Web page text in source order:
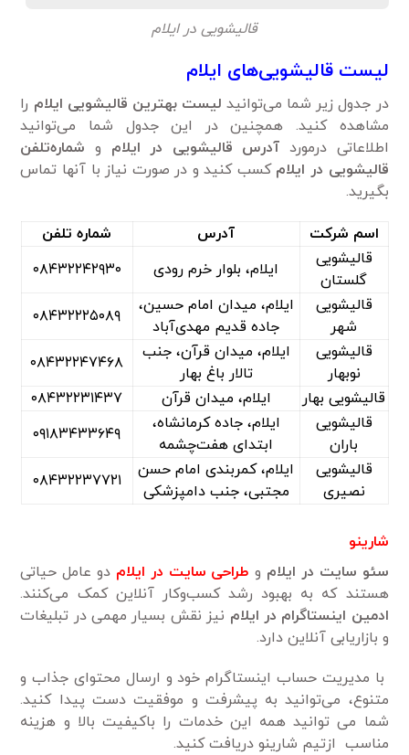
قالیشویی در ایلام
لیست قالیشویی‌های ایلام
در جدول زیر شما می‌توانید لیست بهترین قالیشویی ایلام را
مشاهده کنید. همچنین در این جدول شما می‌توانید
اطلاعاتی درمورد آدرس قالیشویی در ایلام و شماره‌تلفن
قالیشویی در ایلام کسب کنید و در صورت نیاز با آنها تماس
بگیرید.
اسم شرکت آدرس
شماره تلفن
قالیشویی
گلستان
ایلام، بلوار خرم رودی
۰۸۴۳۲۲۴۲۹۳۰
قالیشویی
شهر
ایلام، میدان امام حسین،
جاده قدیم مهدی‌آباد
۰۸۴۳۲۲۲۵۰۸۹
قالیشویی
نوبهار
ایلام، میدان قرآن، جنب
تالار باغ بهار
۰۸۴۳۲۲۴۷۴۶۸
قالیشویی بهار
ایلام، میدان قرآن
۰۸۴۳۲۲۳۱۴۳۷
قالیشویی
باران
ایلام، جاده کرمانشاه،
ابتدای هفت‌چشمه
۰۹۱۸۳۴۳۳۶۴۹
قالیشویی
نصیری
ایلام، کمربندی امام حسن
مجتبی، جنب دامپزشکی
۰۸۴۳۲۲۳۷۷۲۱
شارینو
سئو سایت در ایلام وطراحی سایت در ایلام دو عامل حیاتی
هستند که به بهبود رشد کسب‌وکار آنلاین کمک می‌کنند.
ادمین اینستاگرام در ایلام نیز نقش بسیار مهمی در تبلیغات
و بازاریابی آنلاین دارد.
با مدیریت حساب اینستاگرام خود و ارسال محتوای جذاب و
متنوع، می‌توانید به پیشرفت و موفقیت دست پیدا کنید.
شما می توانید همه این خدمات را باکیفیت بالا و هزینه
مناسب ازتیم شارینو دریافت کنید.